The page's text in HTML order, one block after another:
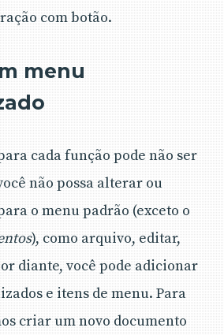
com botão.
menu
cada função pode não ser
não possa alterar ou
o menu padrão (exceto o
), como arquivo, editar,
diante, você pode adicionar
e itens de menu. Para
criar um novo documento